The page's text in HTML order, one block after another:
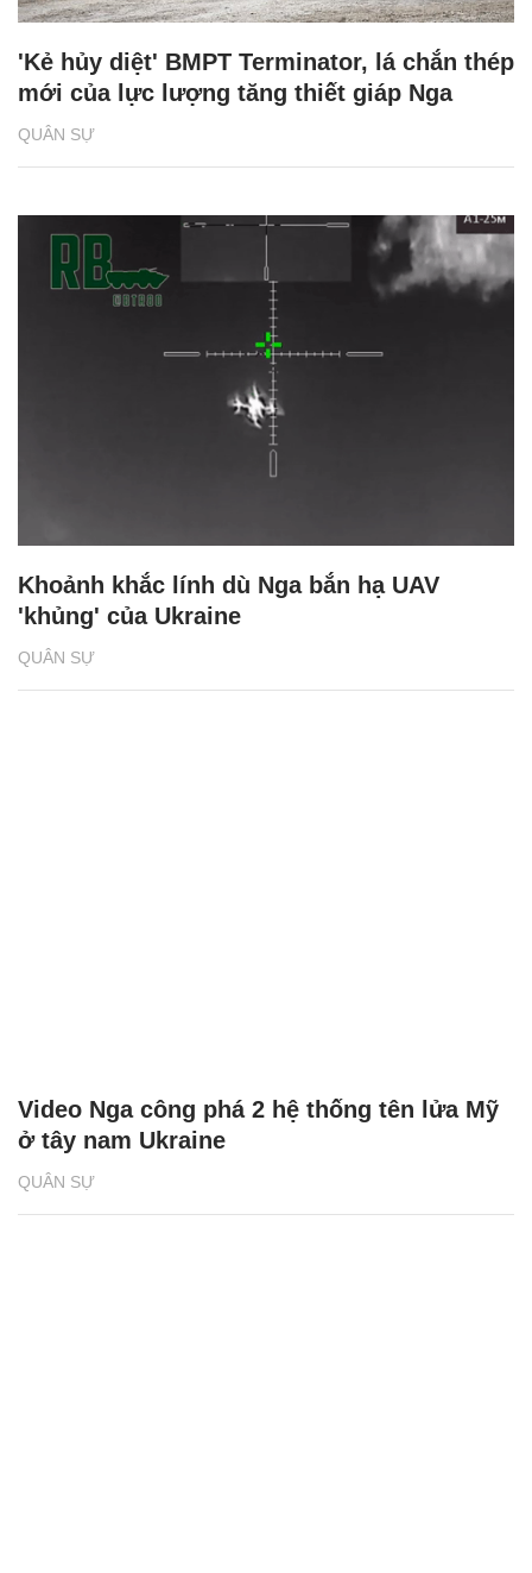
QUÂN SỰ
'Kẻ hủy diệt' BMPT Terminator, lá chắn thép
mới của lực lượng tăng thiết giáp Nga
QUÂN SỰ
Khoảnh khắc lính dù Nga bắn hạ UAV
'khủng' của Ukraine
QUÂN SỰ
Video Nga công phá 2 hệ thống tên lửa Mỹ
ở tây nam Ukraine